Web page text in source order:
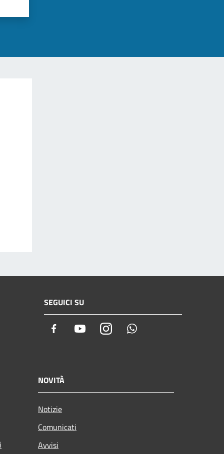
SEGUICI SU
Facebook YoutubeInstagram
NOVITÀ
Notizie
Comunicati
Avvisi